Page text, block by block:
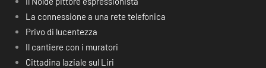
La connessione a una rete telefonica
Privo di lucentezza
Il cantiere con i muratori
Cittadina laziale sul Liri